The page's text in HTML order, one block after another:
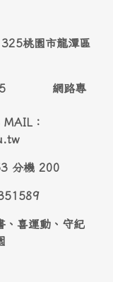
桃園市龍潭區
網路專
：
分機 200
、喜運動、守紀